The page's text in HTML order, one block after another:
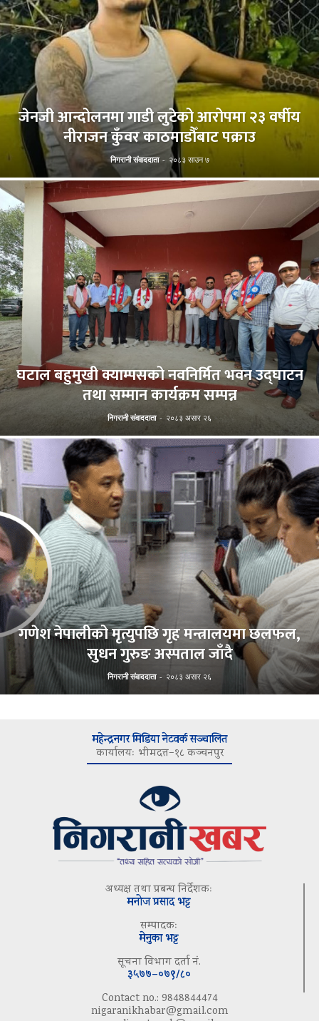
जेनजी आन्दोलनमा गाडी लुटेको आरोपमा २३ वर्षीय
नीराजन कुँवर काठमाडौँबाट पक्राउ
निगरानी संवाददाता - २०८३ साउन ७
घटाल बहुमुखी क्याम्पसको नवनिर्मित भवन उद्घाटन
तथा सम्मान कार्यक्रम सम्पन्न
निगरानी संवाददाता - २०८३ असार २६
गणेश नेपालीको मृत्युपछि गृह मन्त्रालयमा छलफल,
सुधन गुरुङ अस्पताल जाँदै
निगरानी संवाददाता - २०८३ असार २६
महेन्द्रनगर मिडिया नेटवर्क सञ्चालित
कार्यालयः भीमदत्त–१८ कञ्चनपुर
अध्यक्ष तथा प्रबन्ध निर्देशकः
मनोज प्रसाद भट्ट
सम्पादकः
मेनुका भट्ट
सूचना विभाग दर्ता नं.
३५७७–०७९/८०
Contact no.: 9848844474
nigaranikhabar@gmail.com